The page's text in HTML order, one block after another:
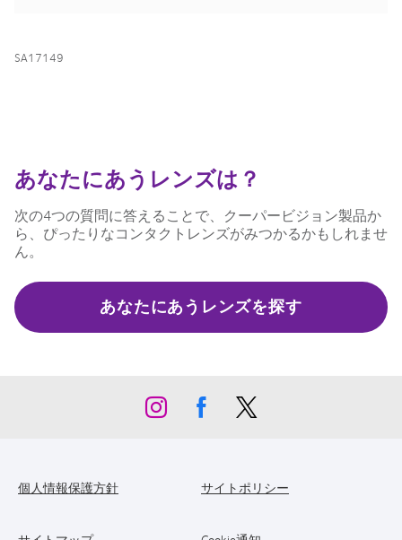
SA17149
あなたにあうレンズは？
次の4つの質問に答えることで、クーパービジョン製品か
ら、ぴったりなコンタクトレンズがみつかるかもしれませ
ん。
あなたにあうレンズを探す
個人情報保護方針 サイトポリシー